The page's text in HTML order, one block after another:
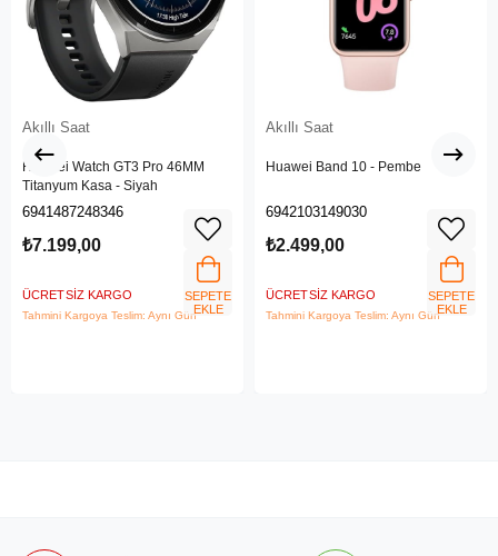
Akıllı Saat
Huawei Watch GT3 Pro 46MM
Titanyum Kasa - Siyah
6941487248346
₺7.199,00
ÜCRETSIZ KARGO
Tahmini Kargoya Teslim: Aynı Gün
SEPETE
EKLE
Akıllı Saat
Huawei Band 10 - Pembe
6942103149030
₺2.499,00
ÜCRETSIZ KARGO
Tahmini Kargoya Teslim: Aynı Gün
SEPETE
EKLE